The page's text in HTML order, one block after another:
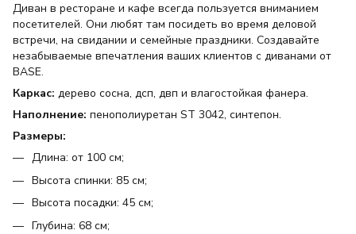
Диван в ресторане и кафе всегда пользуется вниманием
посетителей. Они любят там посидеть во время деловой
встречи, на свидании и семейные праздники. Создавайте
незабываемые впечатления ваших клиентов с диванами от
BASE.
Каркас: дерево сосна, дсп, двп и влагостойкая фанера.
Наполнение: пенополиуретан ST 3042, синтепон.
Размеры:
Длина: от 100 см;
Высота спинки: 85 см;
Высота посадки: 45 см;
Глубина: 68 см;